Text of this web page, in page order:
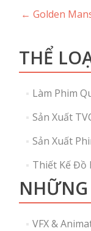
Post
← Golden
THỂ
Làm Phim
Sản Xuất
Sản Xuất
Thiết Kế Đồ
VFX &